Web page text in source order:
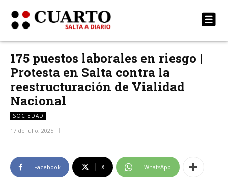
175 puestos laborales en riesgo |
Protesta en Salta contra la
reestructuración de Vialidad
Nacional
SOCIEDAD
17 de julio, 2025
Facebook X WhatsApp